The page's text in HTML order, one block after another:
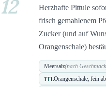
12
Herzhafte Pittule
frisch gemahlenem
Zucker (und auf
Orangenschale)
Meersalz(nach
1TLOrangenschale, fein